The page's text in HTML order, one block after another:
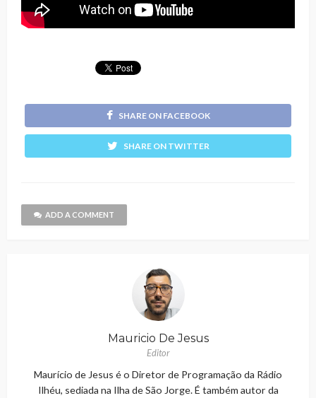
SHARE ON FACEBOOK
SHARE ON TWITTER
ADD A COMMENT
Mauricio De Jesus
Editor
Maurício de Jesus é o Diretor de Programação da Rádio
Ilhéu, sediada na Ilha de São Jorge. É também autor da